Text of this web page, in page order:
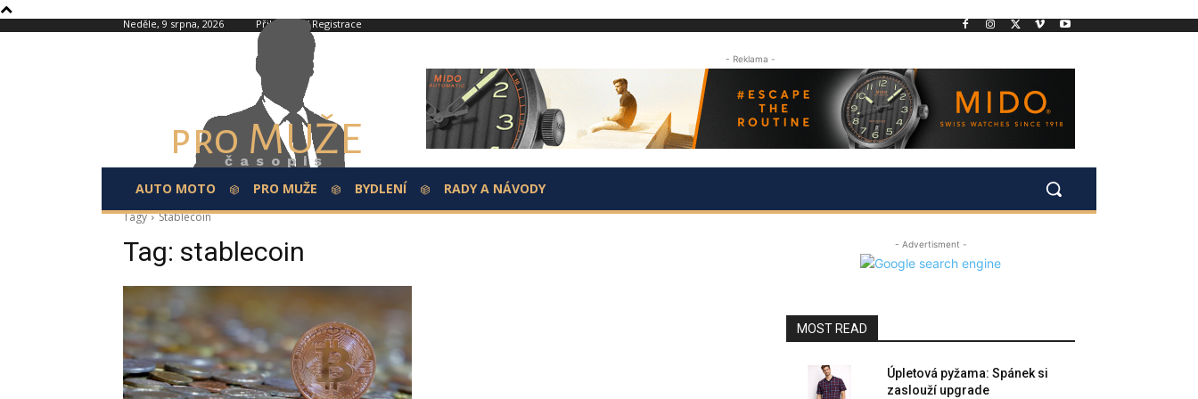
Neděle, 9 srpna, 2026 Přihlášení / Registrace
pro MUŽE
časopis
- Reklama -
AUTO MOTO PRO MUŽE BYDLENÍ RADY A NÁVODY
Tagy Stablecoin
Tag: stablecoin - Advertisment -
MOST READ
Úpletová pyžama: Spánek si
zaslouží upgrade